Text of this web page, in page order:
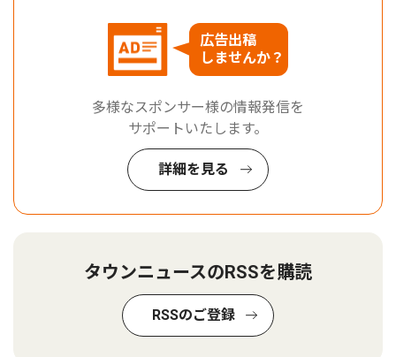
広告出稿
しませんか？
多様なスポンサー様の情報発信を
サポートいたします。
詳細を見る
タウンニュースのRSSを購読
RSSのご登録